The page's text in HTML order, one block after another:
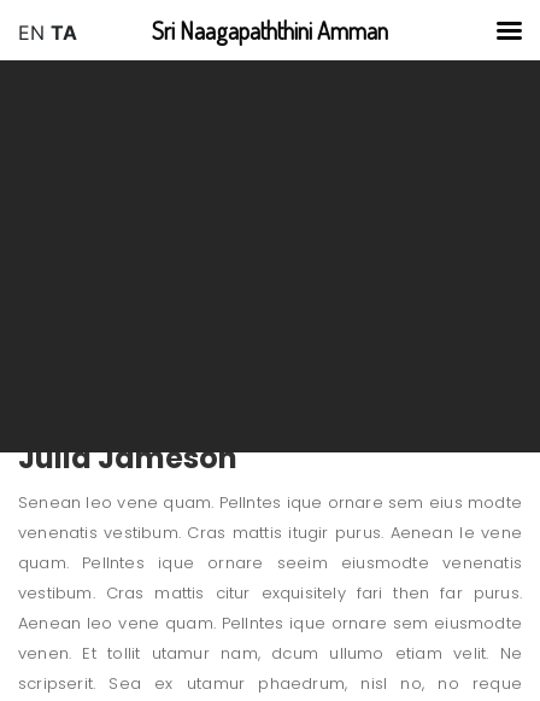
Julia Jameson
Senean leo vene quam. Pellntes ique ornare sem eius modte
venenatis vestibum. Cras mattis itugir purus. Aenean le vene
quam. Pellntes ique ornare seeim eiusmodte venenatis
vestibum. Cras mattis citur exquisitely fari then far purus.
Aenean leo vene quam. Pellntes ique ornare sem eiusmodte
venen. Et tollit utamur nam, dcum ullumo etiam velit. Ne
scripserit. Sea ex utamur phaedrum, nisl no, no reque
EN TA Sri Naagapaththini Amman